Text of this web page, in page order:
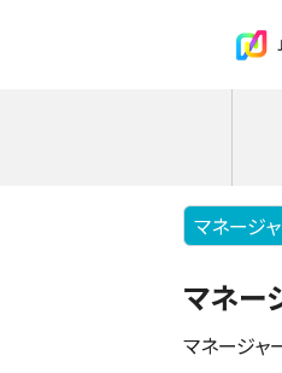
マネージ
マネー
マネージャ